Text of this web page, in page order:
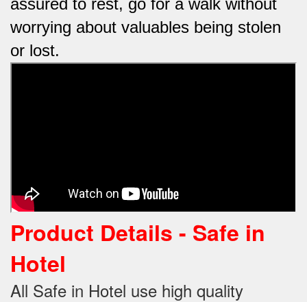
worrying about valuables being stolen
or lost.
Product Details - Safe in
Hotel
All Safe in Hotel use high quality